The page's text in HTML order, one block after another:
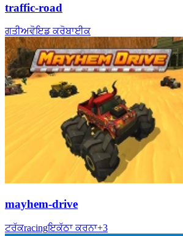
traffic-road
ਗਤੀਅਵੋਇਡ ਕਰੋਬਾਈਕ
mayhem-drive
ਟਰੱਕracingਇਕੱਠਾ ਕਰਨਾ+3